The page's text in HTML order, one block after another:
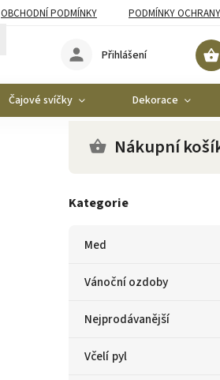
OBCHODNÍ PODMÍNKY PODMÍNKY
Přihlášení
Čajové svíčky Dekorace
Nákupní
Kategorie
Med
Vánoční ozdoby
Nejprodávanější
Včelí pyl